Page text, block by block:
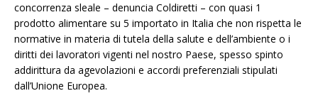
concorrenza sleale – denuncia Coldiretti – con quasi 1
prodotto alimentare su 5 importato in Italia che non rispetta le
normative in materia di tutela della salute e dell’ambiente o i
diritti dei lavoratori vigenti nel nostro Paese, spesso spinto
addirittura da agevolazioni e accordi preferenziali stipulati
dall’Unione Europea.